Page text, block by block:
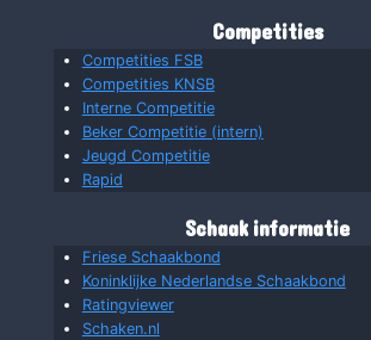
Competities
Competities FSB
Competities KNSB
Interne Competitie
Beker Competitie (intern)
Jeugd Competitie
Rapid
Schaak informatie
Friese Schaakbond
Koninklijke Nederlandse Schaakbond
Ratingviewer
Schaken.nl